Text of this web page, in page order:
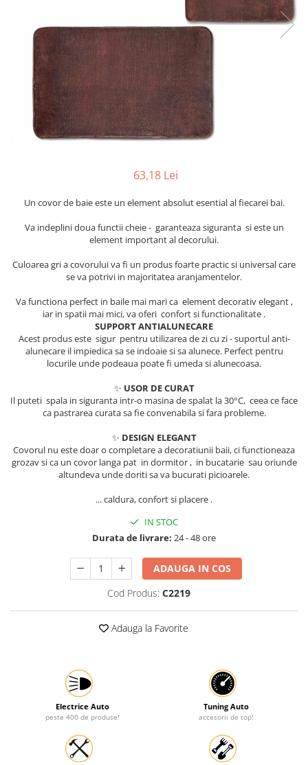
Cricuri Auto Hidraulice
Pneumatice si Trapezoidale
Cricuri hidraulice
Cricuri pneumatice
Cricuri trapezoidale
Feon Electric
Generatoare curent
Masini de gaurit si Insurubat
Polizoare
Pompe Combustibil
Prelungitoare
Scule Pneumatice
Slefuitoare
Suport motocicleta
Tunuri de caldura si aeroteme
Utilaje constructie
Motocositoare si Motosape
Nivela laser
Pistol de vopsit
Pompe
Rotopercutoare si bormasini
umidificatoare
63,18 Lei
Un covor de baie este un element absolut esential al fiecarei bai.
Va indeplini doua functii cheie - garanteaza siguranta si este un
element important al decorului.
Culoarea gri a covorului va fi un produs foarte practic si universal care
se va potrivi in ​​majoritatea aranjamentelor.
Va functiona perfect in baile mai mari ca element decorativ elegant ,
iar in spatii mai mici, va oferi confort si functionalitate .
SUPPORT ANTIALUNECARE
Acest produs este sigur pentru utilizarea de zi cu zi - suportul anti-
alunecare il impiedica sa se indoaie si sa alunece. Perfect pentru
locurile unde podeaua poate fi umeda si alunecoasa.
✨ USOR DE CURAT
Il puteti spala in siguranta intr-o masina de spalat la 30°C, ceea ce face
ca pastrarea curata sa fie convenabila si fara probleme.
✨ DESIGN ELEGANT
Covorul nu este doar o completare a decoratiunii baii, ci functioneaza
grozav si ca un covor langa pat in dormitor , in bucatarie sau oriunde
altundeva unde doriti sa va bucurati picioarele.
... caldura, confort si placere .
IN STOC
Durata de livrare: 24 - 48 ore
ADAUGA IN COS
Cod Produs: C2219
Adauga la Favorite
Electrice Auto
peste 400 de produse!
Tuning Auto
accesorii de top!